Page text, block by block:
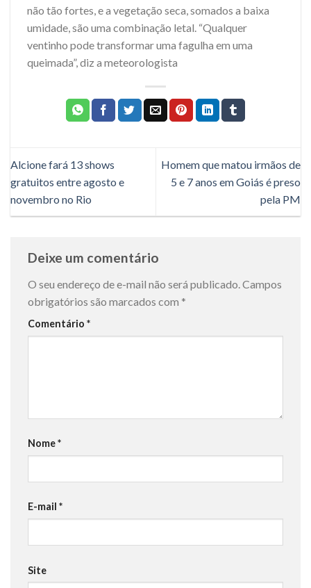
não tão fortes, e a vegetação seca, somados a baixa
umidade, são uma combinação letal. “Qualquer
ventinho pode transformar uma fagulha em uma
queimada”, diz a meteorologista
Alcione fará 13 shows
gratuitos entre agosto e
novembro no Rio
Homem que matou irmãos de
5 e 7 anos em Goiás é preso
pela PM
Deixe um comentário
O seu endereço de e-mail não será publicado.Campos
obrigatórios são marcados com *
Comentário *
Nome*
E-mail *
Site